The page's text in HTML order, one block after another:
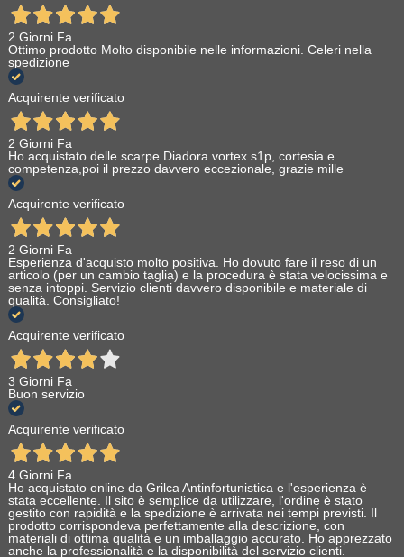
2 Giorni Fa
Ottimo prodotto Molto disponibile nelle informazioni. Celeri nella
spedizione
Acquirente verificato
2 Giorni Fa
Ho acquistato delle scarpe Diadora vortex s1p, cortesia e
competenza,poi il prezzo davvero eccezionale, grazie mille
Acquirente verificato
2 Giorni Fa
Esperienza d'acquisto molto positiva. Ho dovuto fare il reso di un
articolo (per un cambio taglia) e la procedura è stata velocissima e
senza intoppi. Servizio clienti davvero disponibile e materiale di
qualità. Consigliato!
Acquirente verificato
3 Giorni Fa
Buon servizio
Acquirente verificato
4 Giorni Fa
Ho acquistato online da Grilca Antinfortunistica e l'esperienza è
stata eccellente. Il sito è semplice da utilizzare, l'ordine è stato
gestito con rapidità e la spedizione è arrivata nei tempi previsti. Il
prodotto corrispondeva perfettamente alla descrizione, con
materiali di ottima qualità e un imballaggio accurato. Ho apprezzato
anche la professionalità e la disponibilità del servizio clienti.